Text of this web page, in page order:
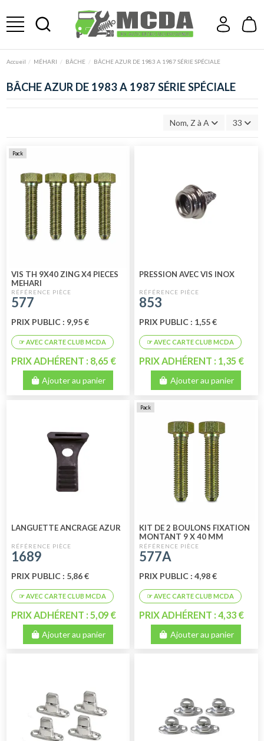
Accueil MÉHARI BÂCHE BÂCHE AZUR DE 1983 A 1987 SÉRIE SPÉCIALE
BÂCHE AZUR DE 1983 A 1987 SÉRIE SPÉCIALE
Nom, Z à A 33
Pack
VIS TH 9X40 ZING X4 PIECES
MEHARI
577
PRIX PUBLIC : 9,95 €
PRIX ADHÉRENT : 8,65 €
Ajouter au panier
PRESSION AVEC VIS INOX
853
PRIX PUBLIC : 1,55 €
PRIX ADHÉRENT : 1,35 €
Ajouter au panier
LANGUETTE ANCRAGE AZUR
1689
PRIX PUBLIC : 5,86 €
PRIX ADHÉRENT : 5,09 €
Ajouter au panier
Pack
KIT DE 2 BOULONS FIXATION
MONTANT 9 X 40 MM
577A
PRIX PUBLIC : 4,98 €
PRIX ADHÉRENT : 4,33 €
Ajouter au panier